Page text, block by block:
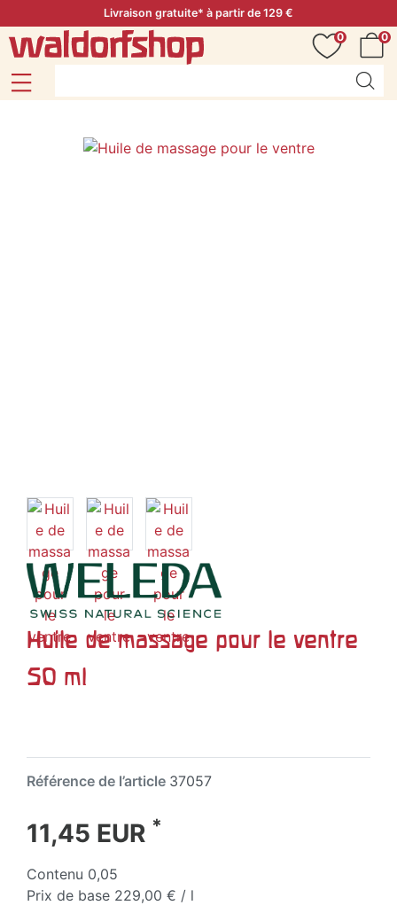
Livraison gratuite* à partir de 129 €
0
0
Huile de massage pour le ventre
50 ml
Référence de l’article 37057
11,45 EUR *
Contenu 0,05
Prix de base 229,00 € / l